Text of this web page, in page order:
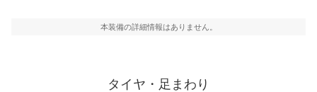
本装備の詳細情報はありません。
タイヤ・足まわり